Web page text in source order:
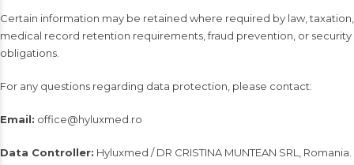
Certain information may be retained where required by law, taxation,
medical record retention requirements, fraud prevention, or security
obligations.
For any questions regarding data protection, please contact:
Email: office@hyluxmed.ro
Data Controller: Hyluxmed / DR CRISTINA MUNTEAN SRL, Romania.